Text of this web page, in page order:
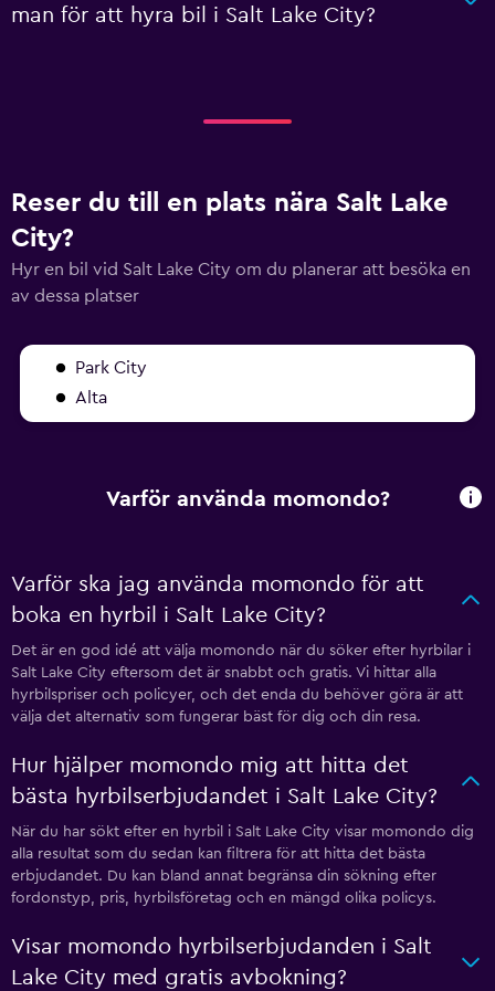
man för att hyra bil i Salt Lake City?
Reser du till en plats nära Salt Lake
City?
Hyr en bil vid Salt Lake City om du planerar att besöka en
av dessa platser
Park City
Alta
Varför använda momondo?
Varför ska jag använda momondo för att
boka en hyrbil i Salt Lake City?
Det är en god idé att välja momondo när du söker efter hyrbilar i
Salt Lake City eftersom det är snabbt och gratis. Vi hittar alla
hyrbilspriser och policyer, och det enda du behöver göra är att
välja det alternativ som fungerar bäst för dig och din resa.
Hur hjälper momondo mig att hitta det
bästa hyrbilserbjudandet i Salt Lake City?
När du har sökt efter en hyrbil i Salt Lake City visar momondo dig
alla resultat som du sedan kan filtrera för att hitta det bästa
erbjudandet. Du kan bland annat begränsa din sökning efter
fordonstyp, pris, hyrbilsföretag och en mängd olika policys.
Visar momondo hyrbilserbjudanden i Salt
Lake City med gratis avbokning?